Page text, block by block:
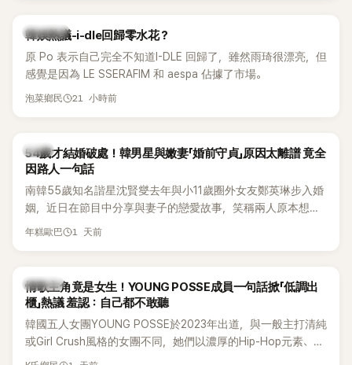
熱議討論
韓娛熱議-i-dle回歸零水花？
原 Po 表示自己完全不知道I-DLE 回歸了，雖然雨琦很漂亮，但
感覺是因為 LE SSERAFIM 和 aespa 佔據了市場。
泡菜鄉民 21 小時前
韓星
54歲才結婚破處！韓男星與嫩妻「婚前守貞」原因太離譜 竟全
因路人一句話
南韓55歲知名諧星沈賢燮去年與小11歲圈外女友鄭英琳步入婚
姻，近日在節目中分享與妻子的戀愛故事，笑稱兩人原本想享
受兩人世界，沒想到站在飯店門口時竟被路人認出，還一路替
年糕歐巴 1 天前
K-POP
情歌主角竟是女生！YOUNG POSSE成員一句話掀「低調出
櫃」熱議 羞認：自己都不敢聽
韓國五人女團YOUNG POSSE於2023年出道，與一般主打清純
或Girl Crush風格的女團不同，她們以濃厚的Hip-Hop元素、自
創Rap及成員親自參與創作為特色，MV也融入美式街頭、塗